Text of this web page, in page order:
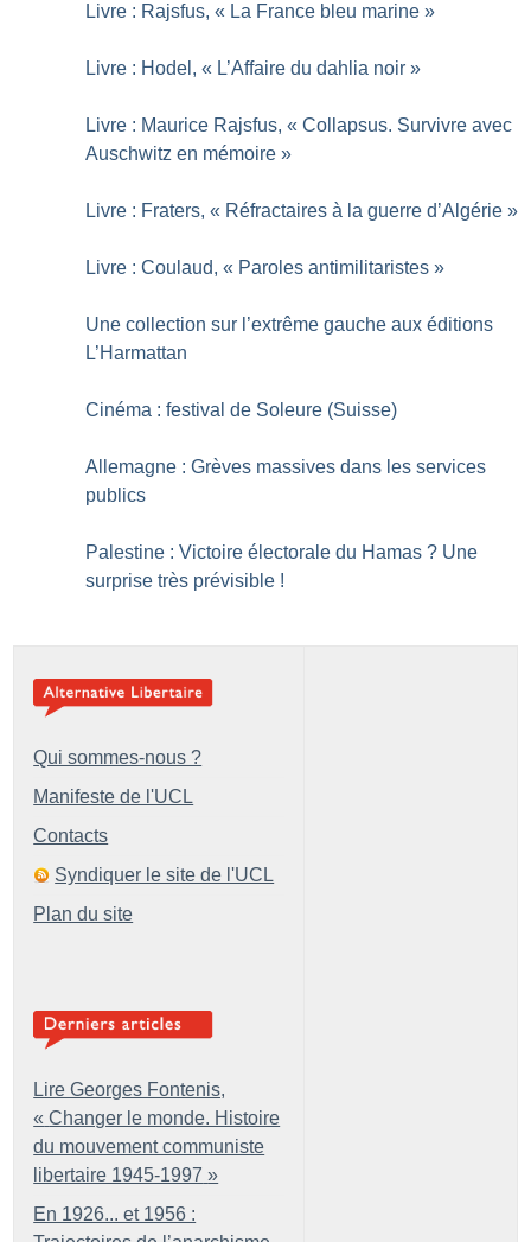
Livre : Rajsfus, « La France bleu marine »
Livre : Hodel, « L’Affaire du dahlia noir »
Livre : Maurice Rajsfus, « Collapsus. Survivre avec
Auschwitz en mémoire »
Livre : Fraters, « Réfractaires à la guerre d’Algérie »
Livre : Coulaud, « Paroles antimilitaristes »
Une collection sur l’extrême gauche aux éditions
L’Harmattan
Cinéma : festival de Soleure (Suisse)
Allemagne : Grèves massives dans les services
publics
Palestine : Victoire électorale du Hamas ? Une
surprise très prévisible !
Qui sommes-nous ?
Manifeste de l'UCL
Contacts
Syndiquer le site de l'UCL
Plan du site
Lire Georges Fontenis,
« Changer le monde. Histoire
du mouvement communiste
libertaire 1945-1997 »
En 1926... et 1956 :